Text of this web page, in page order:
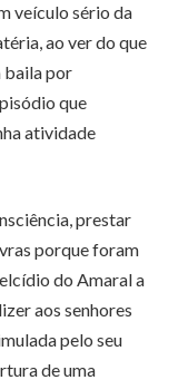
veículo sério da
ao ver do que
baila por
que
atividade
prestar
porque foram
do Amaral a
aos senhores
pelo seu
de uma